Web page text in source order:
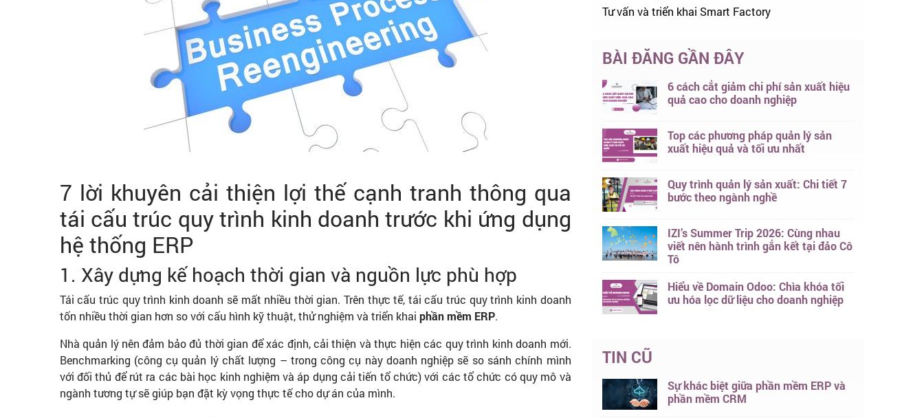
7 lời khuyên cải thiện lợi thế cạnh tranh thông qua
tái cấu trúc quy trình kinh doanh trước khi ứng dụng
hệ thống ERP
1. Xây dựng kế hoạch thời gian và nguồn lực phù hợp
Tái cấu trúc quy trình kinh doanh sẽ mất nhiều thời gian. Trên thực tế, tái cấu trúc quy trình kinh doanh
tốn nhiều thời gian hơn so với cấu hình kỹ thuật, thử nghiệm và triển khai phần mềm ERP.
Nhà quản lý nên đảm bảo đủ thời gian để xác định, cải thiện và thực hiện các quy trình kinh doanh mới.
Benchmarking (công cụ quản lý chất lượng – trong công cụ này doanh nghiệp sẽ so sánh chính mình
với đối thủ để rút ra các bài học kinh nghiệm và áp dụng cải tiến tổ chức) với các tổ chức có quy mô và
ngành tương tự sẽ giúp bạn đặt kỳ vọng thực tế cho dự án của mình.
Tư vấn và triển khai Smart Factory
BÀI ĐĂNG GẦN ĐÂY
6 cách cắt giảm chi phí sản xuất hiệu
quả cao cho doanh nghiệp
Top các phương pháp quản lý sản
xuất hiệu quả và tối ưu nhất
Quy trình quản lý sản xuất: Chi tiết 7
bước theo ngành nghề
IZI’s Summer Trip 2026: Cùng nhau
viết nên hành trình gắn kết tại đảo Cô
Tô
Hiểu về Domain Odoo: Chìa khóa tối
ưu hóa lọc dữ liệu cho doanh nghiệp
TIN CŨ
Sự khác biệt giữa phần mềm ERP và
phần mềm CRM